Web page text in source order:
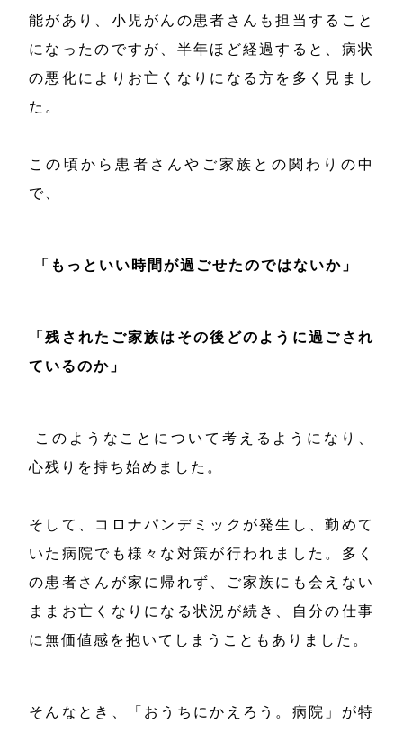
能があり、小児がんの患者さんも担当すること
になったのですが、半年ほど経過すると、病状
の悪化によりお亡くなりになる方を多く見まし
た。
この頃から患者さんやご家族との関わりの中
で、
「もっといい時間が過ごせたのではないか」
「残されたご家族はその後どのように過ごされ
ているのか」
このようなことについて考えるようになり、
心残りを持ち始めました。
そして、コロナパンデミックが発生し、勤めて
いた病院でも様々な対策が行われました。多く
の患者さんが家に帰れず、ご家族にも会えない
ままお亡くなりになる状況が続き、自分の仕事
に無価値感を抱いてしまうこともありました。
そんなとき、「おうちにかえろう。病院」が特